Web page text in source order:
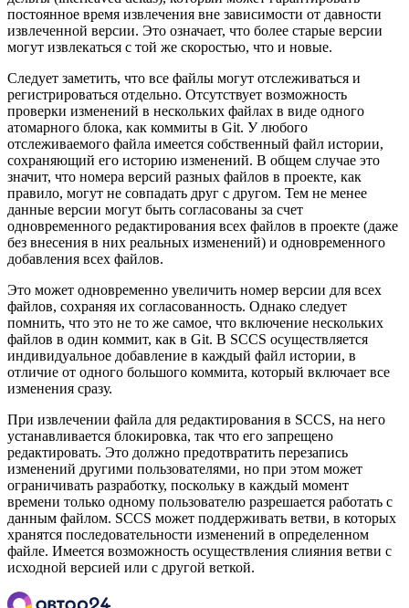
постоянное время извлечения вне зависимости от давности
извлеченной версии. Это означает, что более старые версии
могут извлекаться с той же скоростью, что и новые.
Следует заметить, что все файлы могут отслеживаться и
регистрироваться отдельно. Отсутствует возможность
проверки изменений в нескольких файлах в виде одного
атомарного блока, как коммиты в Git. У любого
отслеживаемого файла имеется собственный файл истории,
сохраняющий его историю изменений. В общем случае это
значит, что номера версий разных файлов в проекте, как
правило, могут не совпадать друг с другом. Тем не менее
данные версии могут быть согласованы за счет
одновременного редактирования всех файлов в проекте (даже
без внесения в них реальных изменений) и одновременного
добавления всех файлов.
Это может одновременно увеличить номер версии для всех
файлов, сохраняя их согласованность. Однако следует
помнить, что это не то же самое, что включение нескольких
файлов в один коммит, как в Git. В SCCS осуществляется
индивидуальное добавление в каждый файл истории, в
отличие от одного большого коммита, который включает все
изменения сразу.
При извлечении файла для редактирования в SCCS, на него
устанавливается блокировка, так что его запрещено
редактировать. Это должно предотвратить перезапись
изменений другими пользователями, но при этом может
ограничивать разработку, поскольку в каждый момент
времени только одному пользователю разрешается работать с
данным файлом. SCCS может поддерживать ветви, в которых
хранятся последовательности изменений в определенном
файле. Имеется возможность осуществления слияния ветви с
исходной версией или с другой веткой.